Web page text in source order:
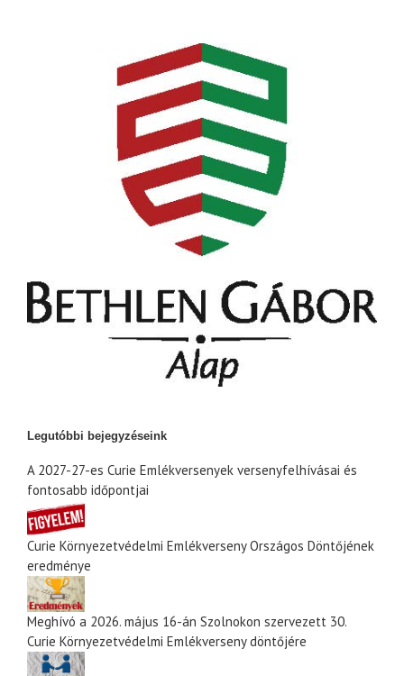
Legutóbbi bejegyzéseink
A 2027-27-es Curie Emlékversenyek versenyfelhívásai és
fontosabb időpontjai
Curie Környezetvédelmi Emlékverseny Országos Döntőjének
eredménye
Meghívó a 2026. május 16-án Szolnokon szervezett 30.
Curie Környezetvédelmi Emlékverseny döntőjére